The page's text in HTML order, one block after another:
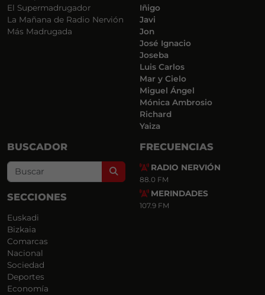
El Supermadrugador
La Mañana de Radio Nervión
Más Madrugada
Iñigo
Javi
Jon
José Ignacio
Joseba
Luis Carlos
Mar y Cielo
Miguel Ángel
Mónica Ambrosio
Richard
Yaiza
BUSCADOR
Search
SECCIONES
Euskadi
Bizkaia
Comarcas
Nacional
Sociedad
Deportes
Economía
FRECUENCIAS
RADIO NERVIÓN
88.0 FM
MERINDADES
107.9 FM